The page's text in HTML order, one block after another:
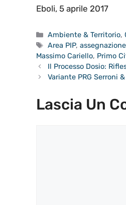
Eboli, 5 aprile 2017
Categorie
Ambiente & Territorio,
Tag
Area PIP,assegnazione
Massimo Cariello, Primo
Il Processo Dosio:
Variante PRG Serroni
Lascia Un